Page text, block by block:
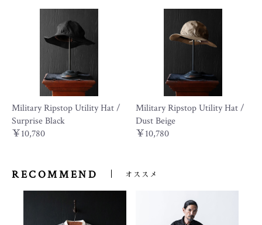
Military Ripstop Utility Hat /
Surprise Black
￥10,780
Military Ripstop Utility Hat /
Dust Beige
￥10,780
RECOMMEND オススメ